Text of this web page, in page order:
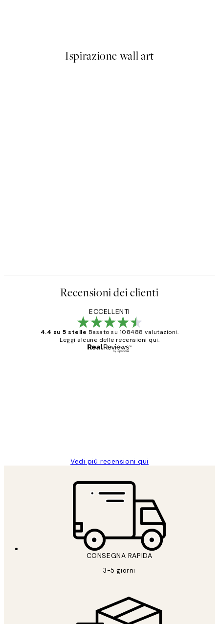
Ispirazione wall art
Recensioni dei clienti
ECCELLENTI
4.4 su 5 stelle Basato su 108488 valutazioni.
Leggi alcune delle recensioni qui.
Vedi più recensioni qui
CONSEGNA RAPIDA
3-5 giorni